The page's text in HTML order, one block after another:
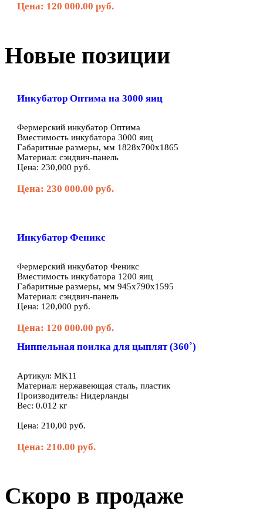
Цена: 120 000.00 руб.
Новые позиции
Инкубатор Оптима на 3000 яиц
Фермерский инкубатор Оптима
Вместимость инкубатора 3000 яиц
Габаритные размеры, мм 1828х700х1865
Материал: сэндвич-панель
Цена: 230,000 руб.
Цена: 230 000.00 руб.
Инкубатор Феникс
Фермерский инкубатор Феникс
Вместимость инкубатора 1200 яиц
Габаритные размеры, мм 945х790х1595
Материал: сэндвич-панель
Цена: 120,000 руб.
Цена: 120 000.00 руб.
Ниппельная поилка для цыплят (360˚)
Артикул: MK11
Материал: нержавеющая сталь, пластик
Производитель: Нидерланды
Вес: 0.012 кг
Цена: 210,00 руб.
Цена: 210.00 руб.
Скоро в продаже